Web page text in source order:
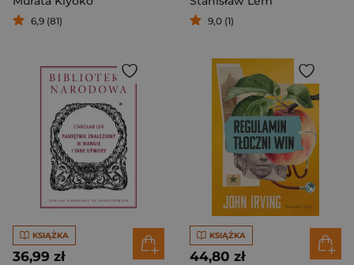
6,9 (81) 9,0 (1)
KSIĄŻKA
36,99 zł
KSIĄŻKA
44,80 zł